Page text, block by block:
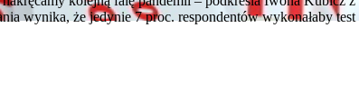
wynika, że jedynie 7 proc. respondentów wykonałaby test